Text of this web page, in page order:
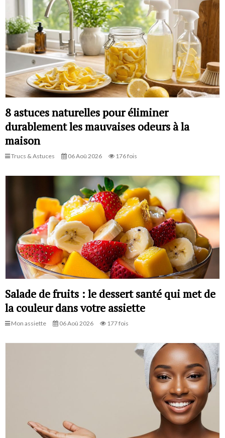
8 astuces naturelles pour éliminer
durablement les mauvaises odeurs à la
maison
Trucs & Astuces 06 Aoû 2026 176 fois
Salade de fruits : le dessert santé qui met de
la couleur dans votre assiette
Mon assiette 06 Aoû 2026 177 fois